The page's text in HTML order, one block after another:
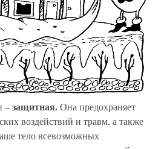
–защитная.Она предохраняет
воздействий и травм, а также
тело всевозможных